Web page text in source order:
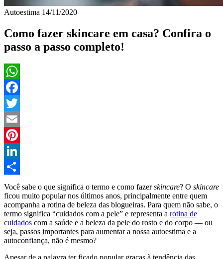
Autoestima 14/11/2020
Como fazer skincare em casa? Confira o
passo a passo completo!
WhatsApp
Facebook
Twitter
Email
Pinterest
LinkedIn
Compartilhar
Você sabe o que significa o termo e como fazerskincare? O skincare
ficou muito popular nos últimos anos, principalmente entre quem
acompanha a rotina de beleza das blogueiras. Para quem não sabe, o
termo significa “cuidados com a pele” e representa a rotina de
cuidados com a saúde e a beleza da pele do rosto e do corpo — ou
seja, passos importantes para aumentar a nossa autoestima e a
autoconfiança, não é mesmo?
Apesar de a palavra ter ficado popular graças à tendência das